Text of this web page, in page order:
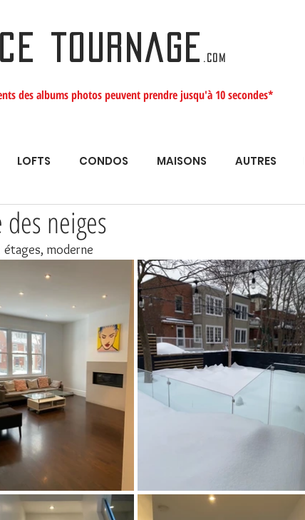
TOURNAGE .com
des albums photos peuvent prendre jusqu'à 10 secondes*
LOFTS CONDOS MAISONS AUTRES
des neiges
étages, moderne